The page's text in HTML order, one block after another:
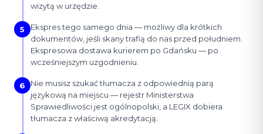
wizytą w urzędzie.
5
Ekspres tego samego dnia — możliwy dla krótkich
dokumentów, jeśli skany trafią do nas przed południem.
Ekspresowa dostawa kurierem po Gdańsku — po
wcześniejszym uzgodnieniu.
6
Nie musisz szukać tłumacza z odpowiednią parą
językową na miejscu — rejestr Ministerstwa
Sprawiedliwości jest ogólnopolski, a LEGIX dobiera
tłumacza z właściwą akredytacją.